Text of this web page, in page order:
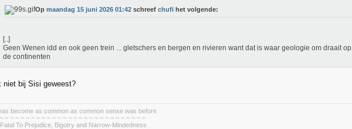
Op maandag 15 juni 2026 01:42 schreef chufi het volgende:
[..]
Geen Wenen idd en ook geen trein ... gletschers en bergen en rivieren want dat is waar geologie om draait op
de continenten
niet bij Sisi geweest?
become as common as common sense was before
~ ~ ~ ~ ~ ~ ~ ~ ~ ~ ~ ~ ~ ~ ~ ~ ~ ~ ~ ~ ~ ~ ~ ~ ~ ~ ~
To Prejudice, Bigotry and Narrow-Mindedness